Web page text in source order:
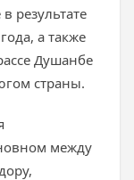
результате
а также
Душанбе
страны.
между